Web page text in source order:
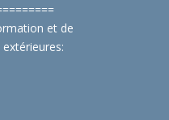
====
et de